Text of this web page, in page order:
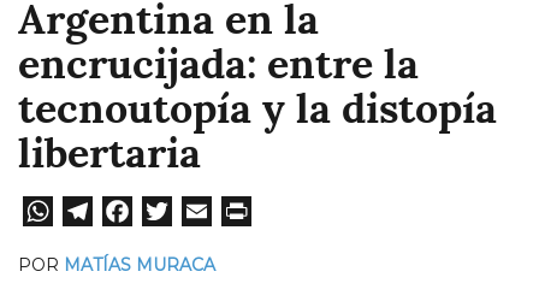
Argentina en la
encrucijada: entre la
tecnoutopía y la distopía
libertaria
W
Te
le
Fa
POR MATÍAS MURACA